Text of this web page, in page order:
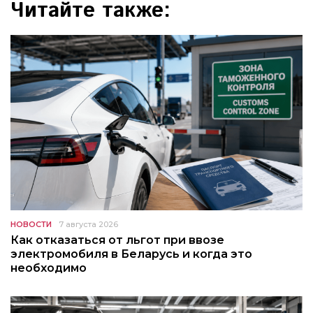
Читайте также:
НОВОСТИ 7 августа 2026
Как отказаться от льгот при ввозе
электромобиля в Беларусь и когда это
необходимо